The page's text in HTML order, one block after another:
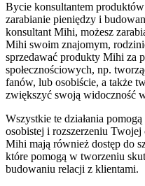
Bycie konsultantem
zarabianie pieniędzy i
konsultant Mihi, możesz
Mihi swoim znajomym,
sprzedawać produkty Mihi za
społecznościowych, np.
fanów, lub osobiście, a także
zwiększyć swoją widoczność
Wszystkie te działania
osobistej i rozszerzeniu
Mihi mają również dostęp do
które pomogą w tworzeniu
budowaniu relacji z klientami.